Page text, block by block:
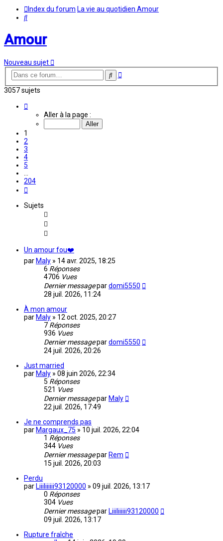
Index du forum La vie au quotidien Amour
Rechercher
Amour
Nouveau sujet
Rechercher
Recherche
3057 sujets
Aller à la page :
1
2
3
4
5
204
Sujets
Un amour fou❤️
par Maly » 14 avr. 2025, 18:25
6 Réponses
4706 Vues
Dernier messagepardomi5550
28 juil. 2026, 11:24
À mon amour
par Maly » 12 oct. 2025, 20:27
7 Réponses
936 Vues
Dernier messagepardomi5550
24 juil. 2026, 20:26
Just married
par Maly » 08 juin 2026, 22:34
5 Réponses
521 Vues
Dernier messagepar Maly
22 juil. 2026, 17:49
Je ne comprends pas
par Margaux_75 » 10 juil. 2026, 22:04
1 Réponses
344 Vues
Dernier messagepar Rem
15 juil. 2026, 20:03
Perdu
par Liiiliiiiii93120000 » 09 juil. 2026, 13:17
0 Réponses
304 Vues
Dernier messagepar Liiiliiiiii93120000
09 juil. 2026, 13:17
Rupture fraîche